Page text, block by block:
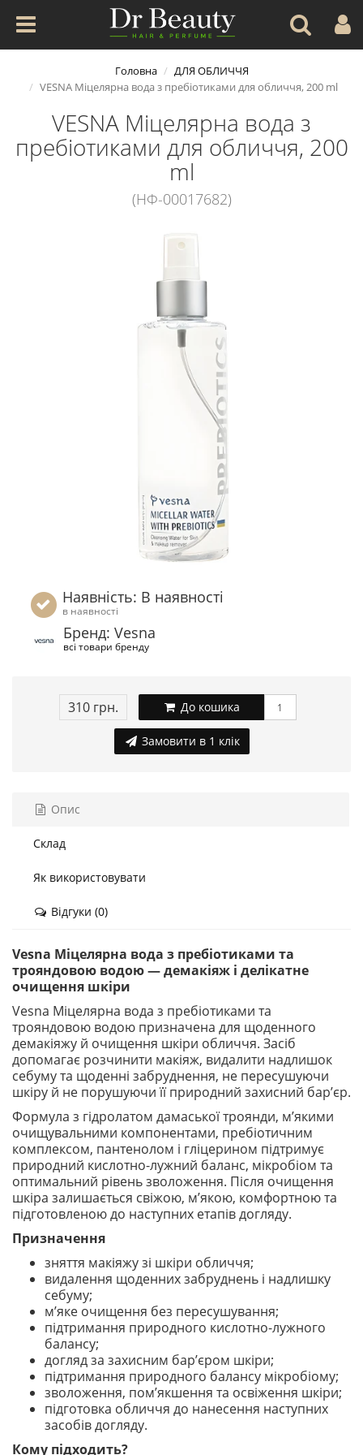
Головна
ДЛЯ ОБЛИЧЧЯ
VESNA Міцелярна вода з пребіотиками для обличчя, 200 ml
VESNA Міцелярна вода з
пребіотиками для обличчя, 200
ml
(НФ-00017682)
Наявність: В наявності
в наявності
Бренд: Vesna
всі товари бренду
310 грн. До кошика
Замовити в 1 клік
Опис
Склад
Як використовувати
Відгуки (0)
Vesna Міцелярна вода з пребіотиками та
трояндовою водою — демакіяж і делікатне
очищення шкіри
Vesna Міцелярна вода з пребіотиками та
трояндовою водою призначена для щоденного
демакіяжу й очищення шкіри обличчя. Засіб
допомагає розчинити макіяж, видалити надлишок
себуму та щоденні забруднення, не пересушуючи
шкіру й не порушуючи її природний захисний бар’єр.
Формула з гідролатом дамаської троянди, м’якими
очищувальними компонентами, пребіотичним
комплексом, пантенолом і гліцерином підтримує
природний кислотно-лужний баланс, мікробіом та
оптимальний рівень зволоження. Після очищення
шкіра залишається свіжою, м’якою, комфортною та
підготовленою до наступних етапів догляду.
Призначення
зняття макіяжу зі шкіри обличчя;
видалення щоденних забруднень і надлишку
себуму;
м’яке очищення без пересушування;
підтримання природного кислотно-лужного
балансу;
догляд за захисним бар’єром шкіри;
підтримання природного балансу мікробіому;
зволоження, пом’якшення та освіження шкіри;
підготовка обличчя до нанесення наступних
засобів догляду.
Кому підходить?